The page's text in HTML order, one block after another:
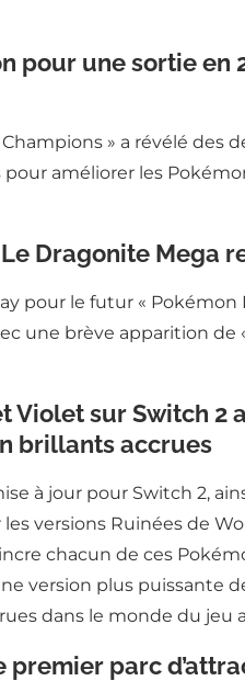
pour une sortie
» a révélé des
améliorer les
Dragonite Mega
pour le futur « Pokémon
une brève apparition
Violet sur Switch
brillants accrues
à jour pour Switch 2,
versions Ruinées de
chacun de ces
version plus puissante
dans le monde du jeu
parc